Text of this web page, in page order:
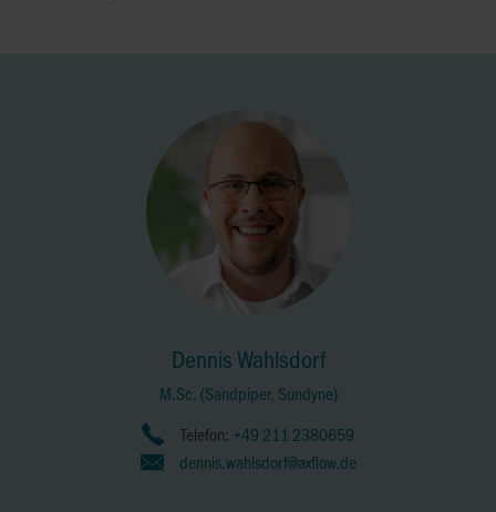
Dennis Wahlsdorf
M.Sc. (Sandpiper, Sundyne)
Telefon: +49 211 2380659
dennis.wahlsdorf@axflow.de